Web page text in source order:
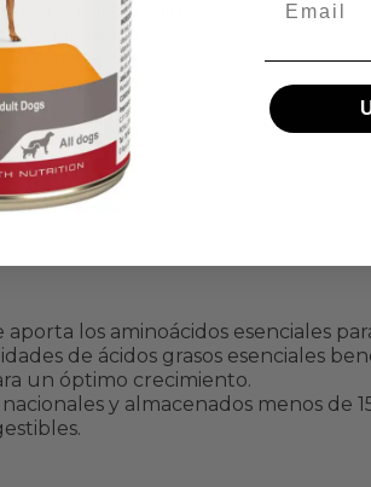
el equilibrio digestivo.
felina.
nutrición diaria.
los aminoácidos esenciales
de ácidos grasos esenciales
un óptimo crecimiento.
y almacenados menos de